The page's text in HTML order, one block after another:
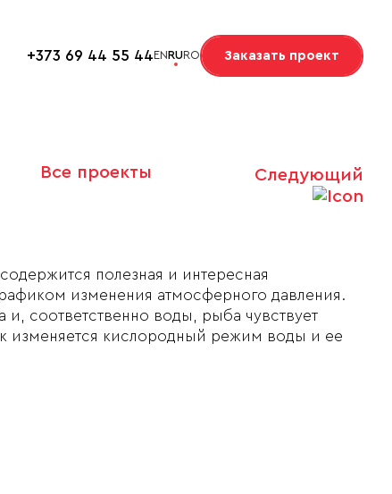
+373 69 44 55 44ENRURO Заказать проект
Все проекты Следующий
полезная и интересная
изменения атмосферного давления.
соответственно воды, рыба чувствует
изменяется кислородный режим воды и ее